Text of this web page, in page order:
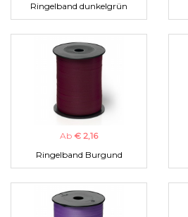
Ringelband dunkelgrün
Ab € 2,16
Ringelband Burgund